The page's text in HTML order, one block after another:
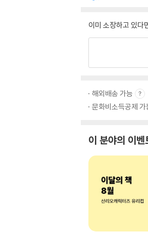
이미 소장하고 있다
해외배송 가능
문화비소득공제 가
이 분야의 이벤